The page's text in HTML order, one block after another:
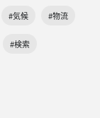
#気候 #物流
#検索